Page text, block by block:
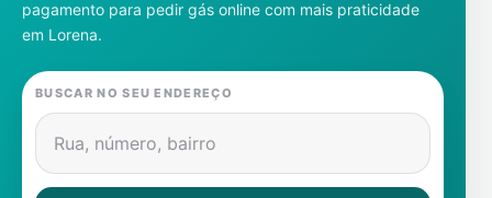
Cadastre-se
Gás
Contatos
pagamento para pedir gás online com mais praticidade
em Lorena.
BUSCAR NO SEU ENDEREÇO
Rua, número, bairro